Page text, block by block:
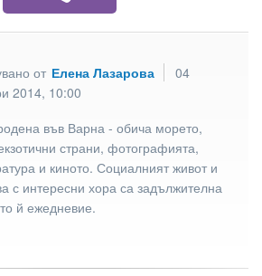
от Елена Лазарова
04
2014, 10:00
във Варна - обича морето,
страни, фотографията,
и киното. Социалният живот и
с интересни хора са задължителна
й ежедневие.